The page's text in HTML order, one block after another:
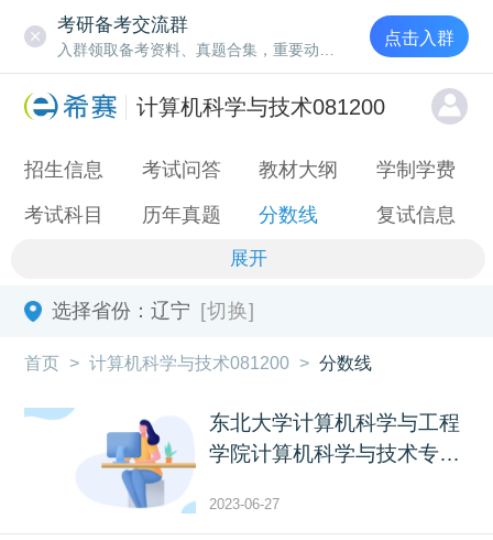
考研备考交流群
点击入群
计算机科学与技术081200
招生信息 考试问答 教材大纲 学制学费
考试科目 历年真题 分数线 复试信息
展开
选择省份： 辽宁 [切换]
首页 > 计算机科学与技术081200 > 分数线
东北大学计算机科学与工程
学院计算机科学与技术专
2023-06-27